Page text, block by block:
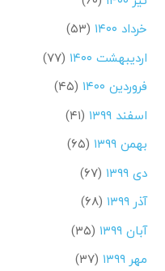
خرداد ۱۴۰۰
(۵۳)
اردیبهشت ۱۴۰۰
(۷۷)
فروردین ۱۴۰۰
(۴۵)
اسفند ۱۳۹۹
(۴۱)
بهمن ۱۳۹۹
(۶۵)
دی ۱۳۹۹
(۶۷)
آذر ۱۳۹۹
(۶۸)
آبان ۱۳۹۹
(۳۵)
مهر ۱۳۹۹
(۳۷)